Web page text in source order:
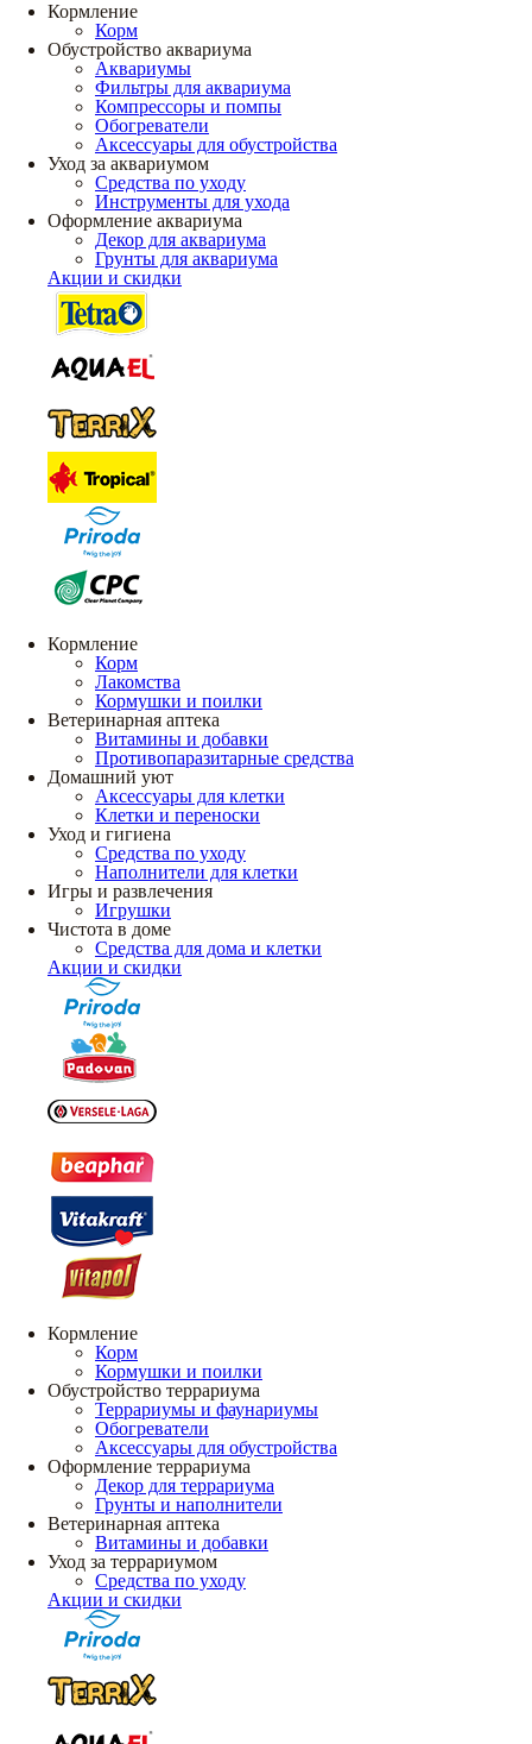
Кормление
Корм
Обустройство аквариума
Аквариумы
Фильтры для аквариума
Компрессоры и помпы
Обогреватели
Аксессуары для обустройства
Уход за аквариумом
Средства по уходу
Инструменты для ухода
Оформление аквариума
Декор для аквариума
Грунты для аквариума
Акции и скидки
Кормление
Корм
Лакомства
Кормушки и поилки
Ветеринарная аптека
Витамины и добавки
Противопаразитарные средства
Домашний уют
Аксессуары для клетки
Клетки и переноски
Уход и гигиена
Средства по уходу
Наполнители для клетки
Игры и развлечения
Игрушки
Чистота в доме
Средства для дома и клетки
Акции и скидки
Кормление
Корм
Кормушки и поилки
Обустройство террариума
Террариумы и фаунариумы
Обогреватели
Аксессуары для обустройства
Оформление террариума
Декор для террариума
Грунты и наполнители
Ветеринарная аптека
Витамины и добавки
Уход за террариумом
Средства по уходу
Акции и скидки